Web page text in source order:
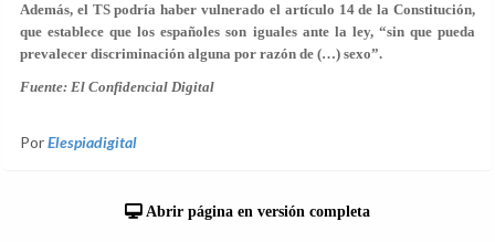
Además, el TS podría haber vulnerado el artículo 14 de la Constitución,
que establece que los españoles son iguales ante la ley, “sin que pueda
prevalecer discriminación alguna por razón de (…) sexo”.
Fuente: El Confidencial Digital
PorElespiadigital
Abrir página en versión completa